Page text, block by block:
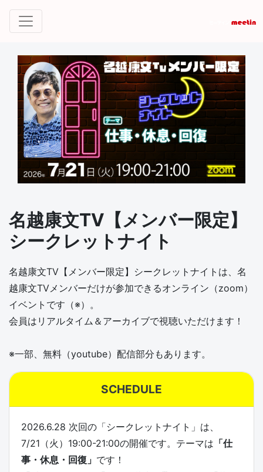
名越康文TV【メンバー限定】
シークレットナイト
名越康文TV【メンバー限定】シークレットナイトは、名
越康文TVメンバーだけが参加できるオンライン（zoom）
イベントです（※）。
会員はリアルタイム＆アーカイブで視聴いただけます！
※一部、無料（youtube）配信部分もあります。
SCHEDULE
2026.6.28 次回の「シークレットナイト」は、
7/21（火）19:00-21:00の開催です。テーマは 「仕
事・休息・回復」 です！